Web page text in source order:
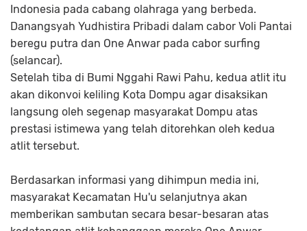
Indonesia pada cabang olahraga yang berbeda.
Danangsyah Yudhistira Pribadi dalam cabor Voli Pantai
beregu putra dan One Anwar pada cabor surfing
(selancar).
Setelah tiba di Bumi Nggahi Rawi Pahu, kedua atlit itu
akan dikonvoi keliling Kota Dompu agar disaksikan
langsung oleh segenap masyarakat Dompu atas
prestasi istimewa yang telah ditorehkan oleh kedua
atlit tersebut.
Berdasarkan informasi yang dihimpun media ini,
masyarakat Kecamatan Hu'u selanjutnya akan
memberikan sambutan secara besar-besaran atas